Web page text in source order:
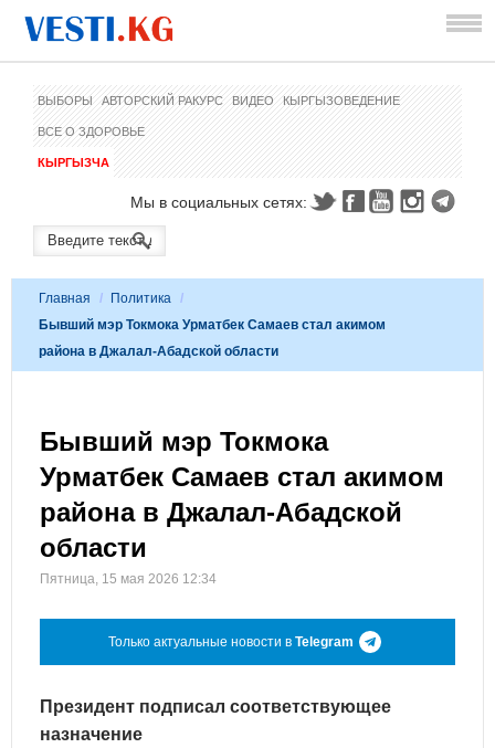
ВЫБОРЫ АВТОРСКИЙ РАКУРС ВИДЕО КЫРГЫЗОВЕДЕНИЕ
ВСЕ О ЗДОРОВЬЕ
КЫРГЫЗЧА
Мы в социальных сетях:
Главная / Политика /
Бывший мэр Токмока Урматбек Самаев стал акимом
района в Джалал-Абадской области
Бывший мэр Токмока
Урматбек Самаев стал акимом
района в Джалал-Абадской
области
Пятница, 15 мая 2026 12:34
Только актуальные новости в Telegram
Президент подписал соответствующее
назначение